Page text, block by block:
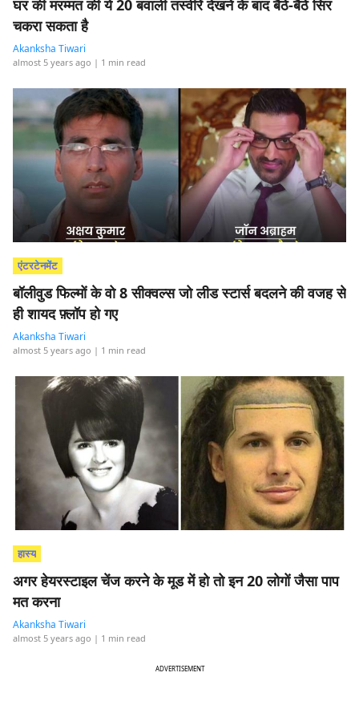
घर की मरम्मत की ये 20 बवाली तस्वीरें देखने के बाद बैठे-बैठे सिर
चकरा सकता है
Akanksha Tiwari
almost 5 years ago | 1 min read
एंटरटेनमेंट
बॉलीवुड फिल्मों के वो 8 सीक्वल्स जो लीड स्टार्स बदलने की वजह से
ही शायद फ़्लॉप हो गए
Akanksha Tiwari
almost 5 years ago | 1 min read
हास्य
अगर हेयरस्टाइल चेंज करने के मूड में हो तो इन 20 लोगों जैसा पाप
मत करना
Akanksha Tiwari
almost 5 years ago | 1 min read
ADVERTISEMENT